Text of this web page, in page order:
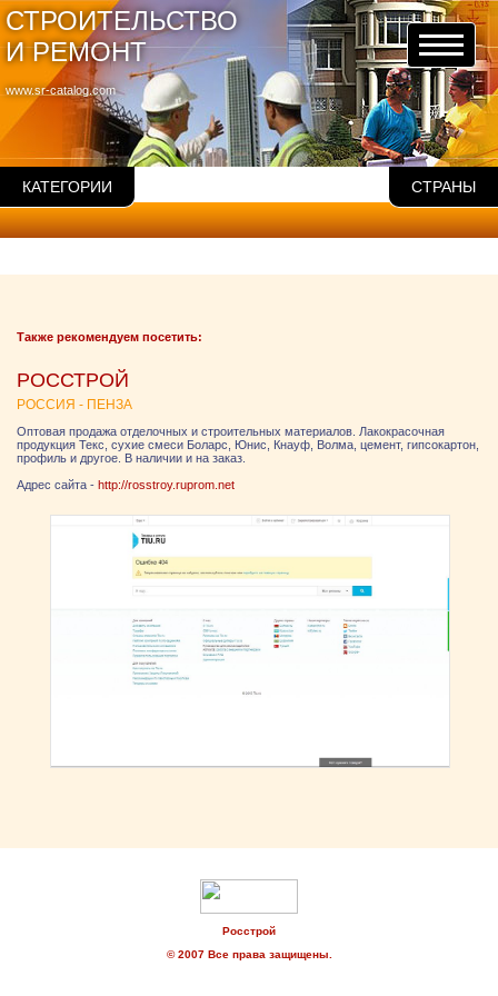
www.sr-catalog.com
СТРОИТЕЛЬСТВО
И РЕМОНТ
КАТЕГОРИИ СТРАНЫ
Также рекомендуем посетить:
РОССТРОЙ
РОССИЯ - ПЕНЗА
Оптовая продажа отделочных и строительных материалов. Лакокрасочная
продукция Текс, сухие смеси Боларс, Юнис, Кнауф, Волма, цемент, гипсокартон,
профиль и другое. В наличии и на заказ.
Адрес сайта - http://rosstroy.ruprom.net
Росстрой
© 2007 Все права защищены.